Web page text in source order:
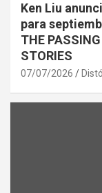
Ken Liu
para
THE
STORIES
07/07/2026